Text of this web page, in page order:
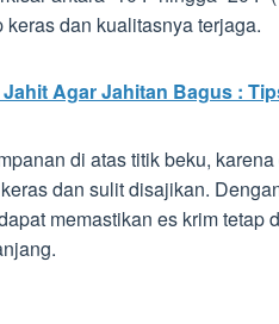
dan kualitasnya terjaga.
Agar Jahitan Bagus :
di atas titik beku,
dan sulit disajikan.
memastikan es krim tetap